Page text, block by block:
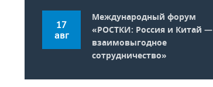
17
авг
Международный форум
«РОСТКИ: Россия и Китай —
взаимовыгодное
сотрудничество»